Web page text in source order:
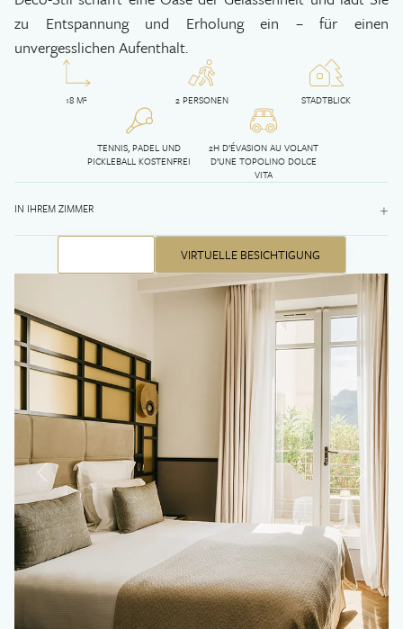
zu Entspannung und Erholung ein – für einen
unvergesslichen Aufenthalt.
18 M² 2 PERSONEN STADTBLICK
TENNIS, PADEL UND
PICKLEBALL KOSTENFREI
2H D’ÉVASION AU VOLANT
D’UNE TOPOLINO DOLCE
VITA
IN IHREM ZIMMER +
VIRTUELLE BESICHTIGUNG